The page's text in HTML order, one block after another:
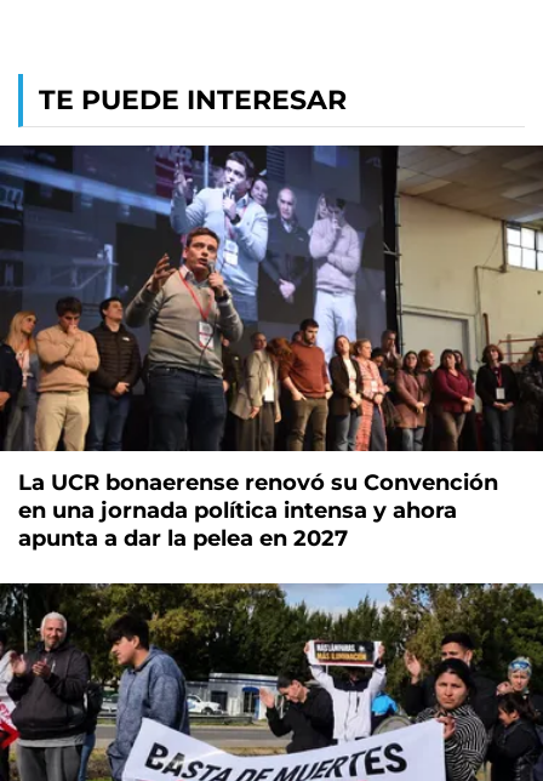
TE PUEDE INTERESAR
La UCR bonaerense renovó su Convención
en una jornada política intensa y ahora
apunta a dar la pelea en 2027